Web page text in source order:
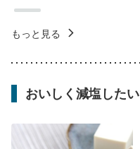
もっと見る
おいしく減塩したい